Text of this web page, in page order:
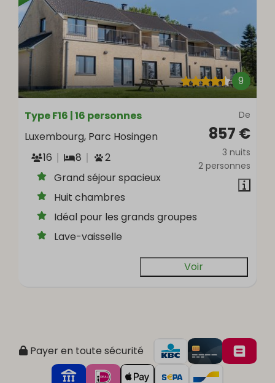
9
De
857 €
3 nuits
2 personnes
Type F16 | 16 personnes
Luxembourg, Parc Hosingen
16
8
2
Grand séjour spacieux
Huit chambres
Idéal pour les grands groupes
Lave-vaisselle
Voir
Payer en toute sécurité